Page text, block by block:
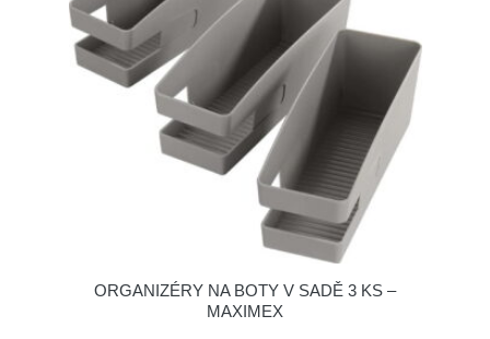
ORGANIZÉRY NA BOTY V SADĚ 3 KS –
MAXIMEX